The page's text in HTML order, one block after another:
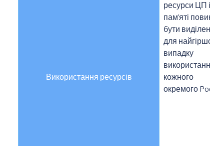
Використання ресурсів
ресурси ЦП і
памʼяті повинні
бути виділені
для найгіршого
випадку
використання
кожного
окремого Podʼа